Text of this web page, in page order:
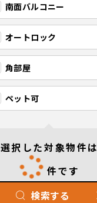
南面バルコニー
オートロック
角部屋
ペット可
選択した対象物件は
件です
検索する